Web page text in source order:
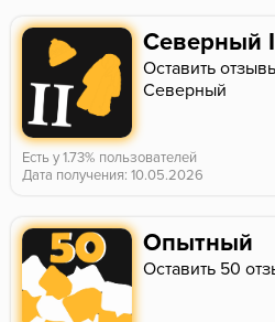
Северный
Оставить
Северный
Есть у 1.73% пользователей
Дата получения: 10.05.2026
Опытный
Оставить 50